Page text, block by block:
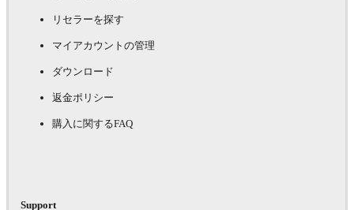
リセラーを探す
マイアカウントの管理
ダウンロード
返金ポリシー
購入に関するFAQ
Support